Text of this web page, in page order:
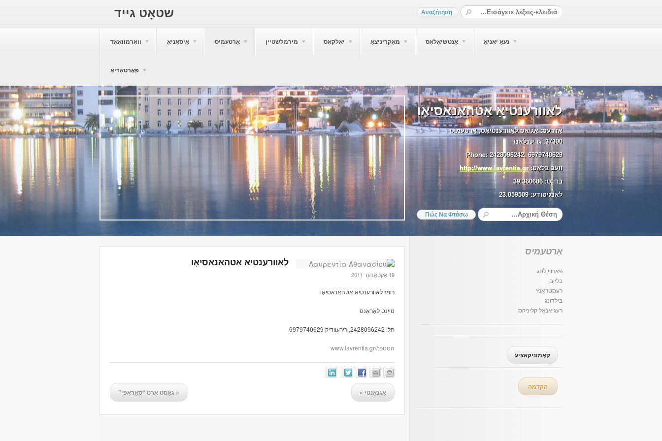
שטאָט גייד
וואָרמוואָאָד אַיסאָניאַ אַרטעמיס מירמלשטיין יאָלקאָס מאַקריניצאַ אַנטשיאַלאָס נעאַ יאָניאַ
פּאָרטאַריאַ
לאַוורענטיאַ אַטהאַנאַסיאָו
אַדרעס:אַגיאָס לאַוורענטיאָס, אַרטעמיס
37300, גריכנלאנד
Phone:2428096242, 6979740629
וועב בלאַט: http://www.lavrentia.gr
ברייט:39.360686
לאָנגיטודע: 23.059509
לאַוורענטיאַ אַטהאַנאַסיאָו
19 אָקטאָבער 2011
רומז לאַוורענטיאַ אַטהאַנאַסיאָו
סיינט לאָראַנס
תּל. 2428096242, רירעוודיק 6979740629
הטטפּ://www.lavrentia.gr
« גאַסט אָרט “סאַראַפי” אַגנאַנטי »
אַרטעמיס
פאַרווייַלונג
בלייַבן
רעסטראַנץ
בילדונג
רעגיאָנאַל קליניקס
קאָמוניקאַציע
הקדמה